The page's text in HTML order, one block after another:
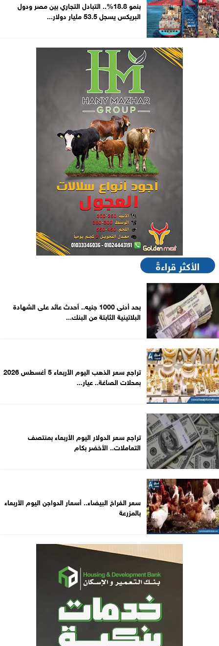
بنمو 18.8%.. التبادل التجاري بين مصر ودول
البريكس يسجل 53.5 مليار دولار...
الأكثر قراءةً
بحد أدنى 1000 جنيه.. أحدث عائد على الشهادة
البلاتينية الثابتة من البنك...
تراجع سعر الذهب اليوم الأربعاء 5 أغسطس 2026
بمحلات الصاغة.. عيار...
تراجع سعر الدولار اليوم الأربعاء بمنتصف
التعاملات.. الأخضر بكام
سعر الفراخ البيضاء.. أسعار الدواجن اليوم الأربعاء
بالمزرعة